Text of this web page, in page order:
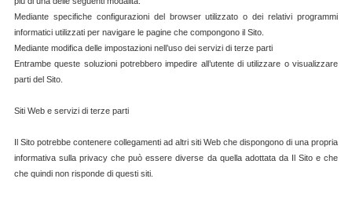
Mediante specifiche configurazioni del browser utilizzato o dei relativi programmi
informatici utilizzati per navigare le pagine che compongono il Sito.
Mediante modifica delle impostazioni nell’uso dei servizi di terze parti
Entrambe queste soluzioni potrebbero impedire all’utente di utilizzare o visualizzare
parti del Sito.
Siti Web e servizi di terze parti
Il Sito potrebbe contenere collegamenti ad altri siti Web che dispongono di una propria
informativa sulla privacy che può essere diverse da quella adottata da Il Sito e che
che quindi non risponde di questi siti.